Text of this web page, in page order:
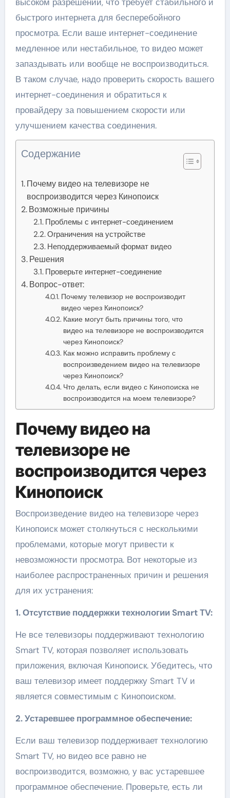
быстрого интернета для бесперебойного
просмотра. Если ваше интернет-соединение
медленное или нестабильное, то видео может
запаздывать или вообще не воспроизводиться.
В таком случае, надо проверить скорость вашего
интернет-соединения и обратиться к
провайдеру за повышением скорости или
улучшением качества соединения.
Содержание
Почему видео на телевизоре не
воспроизводится через Кинопоиск
Возможные причины
Проблемы с интернет-соединением
Ограничения на устройстве
Неподдерживаемый формат видео
Решения
Проверьте интернет-соединение
Вопрос-ответ:
Почему телевизор не воспроизводит
видео через Кинопоиск?
Какие могут быть причины того, что
видео на телевизоре не воспроизводится
через Кинопоиск?
Как можно исправить проблему с
воспроизведением видео на телевизоре
через Кинопоиск?
Что делать, если видео с Кинопоиска не
воспроизводится на моем телевизоре?
Почему видео на
телевизоре не
воспроизводится через
Кинопоиск
Воспроизведение видео на телевизоре через
Кинопоиск может столкнуться с несколькими
проблемами, которые могут привести к
невозможности просмотра. Вот некоторые из
наиболее распространенных причин и решения
для их устранения:
1. Отсутствие поддержки технологии Smart TV:
Не все телевизоры поддерживают технологию
Smart TV, которая позволяет использовать
приложения, включая Кинопоиск. Убедитесь, что
ваш телевизор имеет поддержку Smart TV и
является совместимым с Кинопоиском.
2. Устаревшее программное обеспечение:
Если ваш телевизор поддерживает технологию
Smart TV, но видео все равно не
воспроизводится, возможно, у вас устаревшее
программное обеспечение. Проверьте, есть ли